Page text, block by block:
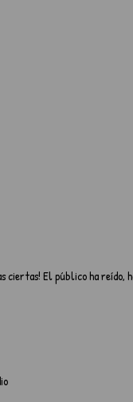
ciertas! El público ha